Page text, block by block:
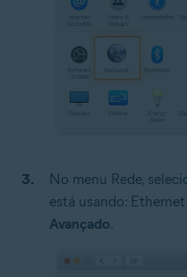
No menu Rede,
está usando:
Avançado.